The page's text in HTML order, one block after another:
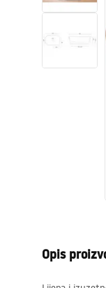
Kade
Opis